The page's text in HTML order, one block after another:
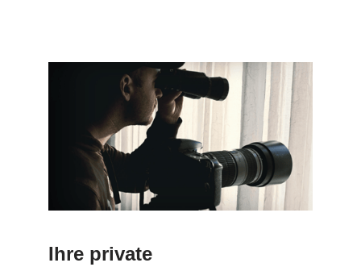
Ihre private